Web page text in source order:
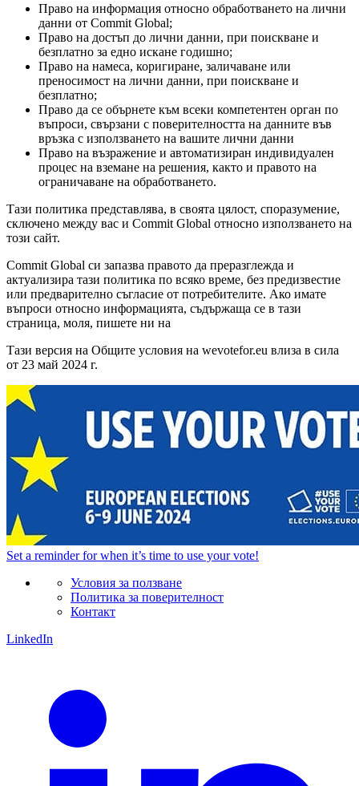
Право на информация относно обработването на лични
данни от Commit Global;
Право на достъп до лични данни, при поискване и
безплатно за едно искане годишно;
Право на намеса, коригиране, заличаване или
преносимост на лични данни, при поискване и
безплатно;
Право да се обърнете към всеки компетентен орган по
въпроси, свързани с поверителността на данните във
връзка с използването на вашите лични данни
Право на възражение и автоматизиран индивидуален
процес на вземане на решения, както и правото на
ограничаване на обработването.
Тази политика представлява, в своята цялост, споразумение,
сключено между вас и Commit Global относно използването на
този сайт.
Commit Global си запазва правото да преразглежда и
актуализира тази политика по всяко време, без предизвестие
или предварително съгласие от потребителите. Ако имате
въпроси относно информацията, съдържаща се в тази
страница, моля, пишете ни на
Тази версия на Общите условия на wevotefor.eu влиза в сила
от 23 май 2024 г.
Set a reminderfor when it’s time to use your vote!
Условия за ползване
Политика за поверителност
Контакт
LinkedIn